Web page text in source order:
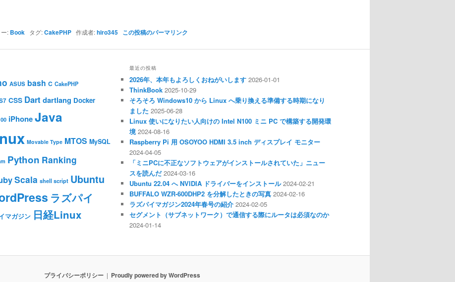
: Bookタグ:CakePHP作成者:hiro345 この投稿のパーマリンク
ASUS bash C CakePHP
CSS Dart dartlang Docker
iPhoneJava
Movable Type MTOS MySQL
Python Ranking
Scala shell script Ubuntu
ラズパイ
マガジン 日経Linux
最近の投稿
2026年、本年もよろしくおねがいします 2026-01-01
ThinkBook 2025-10-29
そろそろ Windows10 から Linux へ乗り換える準備する時期になり
ました 2025-06-28
Linux 使いになりたい人向けの Intel N100 ミニ PC で構築する開発環
境 2024-08-16
Raspberry Pi 用 OSOYOO HDMI 3.5 inch ディスプレイ モニター
2024-04-05
「ミニPCに不正なソフトウェアがインストールされていた」ニュー
スを読んだ 2024-03-16
Ubuntu 22.04 へ NVIDIA ドライバーをインストール 2024-02-21
BUFFALO WZR-600DHP2 を分解したときの写真 2024-02-16
ラズパイマガジン2024年春号の紹介 2024-02-05
セグメント（サブネットワーク）で通信する際にルータは必須なのか
2024-01-14
プライバシーポリシー Proudly powered by WordPress